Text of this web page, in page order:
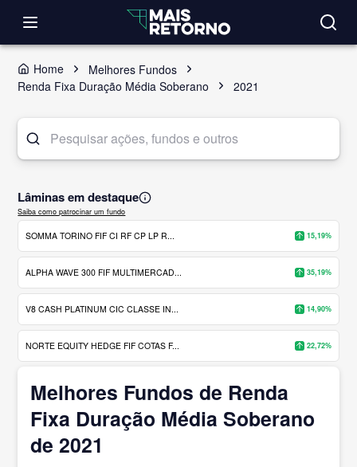
Home
Melhores Fundos
Renda Fixa Duração Média Soberano
2021
Lâminas em destaque
Saiba como patrocinar um fundo
SOMMA TORINO FIF CI RF CP LP R... 15,19%
ALPHA WAVE 300 FIF MULTIMERCAD... 35,19%
V8 CASH PLATINUM CIC CLASSE IN... 14,90%
NORTE EQUITY HEDGE FIF COTAS F... 22,72%
Melhores Fundos de Renda
Fixa Duração Média Soberano
de 2021